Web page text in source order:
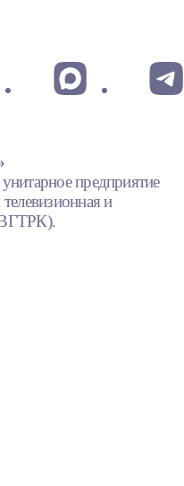
предприятие
и